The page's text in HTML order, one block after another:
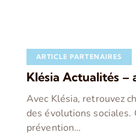
ARTICLE PARTENAIRES
Klésia Actualités –
Avec Klésia, retrouvez
des évolutions sociales.
prévention…